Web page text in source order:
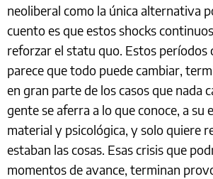
neoliberal como la única alternativa
cuento es que estos shocks
reforzar el statu quo. Estos períodos
parece que todo puede cambiar,
en gran parte de los casos que nada
gente se aferra a lo que conoce, a su
material y psicológica, y solo quiere
estaban las cosas. Esas crisis que
momentos de avance, terminan